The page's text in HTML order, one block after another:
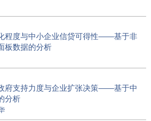
程度与中小企业信贷可得性——基于非
板数据的分析
府支持力度与企业扩张决策——基于中
分析